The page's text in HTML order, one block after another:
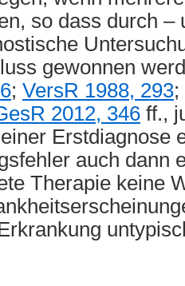
so dass durch –
gewonnen
; VersR 1988, 293;
2012, 346 ff.,
Erstdiagnose
auch dann
Therapie keine